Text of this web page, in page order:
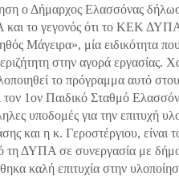
ο Δήμαρχος Ελασσόνας
το γεγονός ότι το ΚΕΚ
Μάγειρα», μία ειδικότητα
στην αγορά εργασίας.
το πρόγραμμα αυτό
τον 1ον Παιδικό Σταθμό
υποδομές για την επιτυχή
και η κ. Γεροστέργιου, είναι
τη ΔΥΠΑ σε συνεργασία με
καλή επιτυχία στην